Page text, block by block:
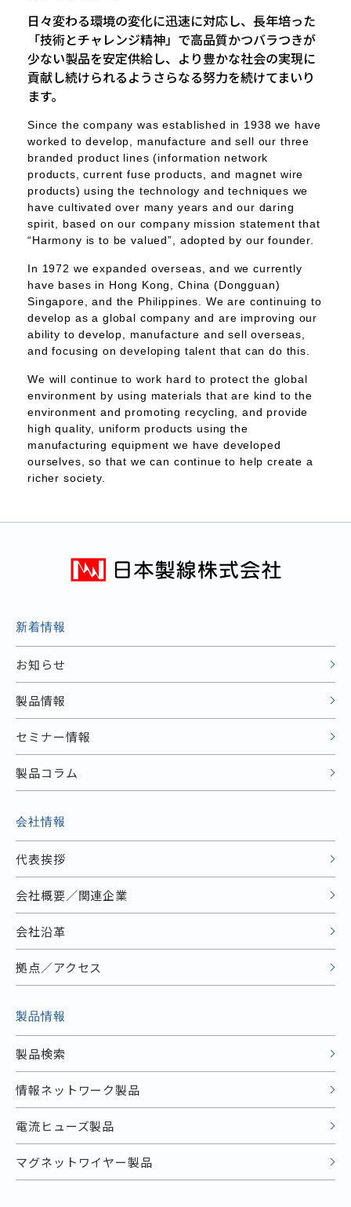
日々変わる環境の変化に迅速に対応し、長年培った
「技術とチャレンジ精神」で高品質かつバラつきが
少ない製品を安定供給し、より豊かな社会の実現に
貢献し続けられるようさらなる努力を続けてまいり
ます。
Since the company was established in 1938 we have
worked to develop, manufacture and sell our three
branded product lines (information network
products, current fuse products, and magnet wire
products) using the technology and techniques we
have cultivated over many years and our daring
spirit, based on our company mission statement that
“Harmony is to be valued”, adopted by our founder.
In 1972 we expanded overseas, and we currently
have bases in Hong Kong, China (Dongguan)
Singapore, and the Philippines. We are continuing to
develop as a global company and are improving our
ability to develop, manufacture and sell overseas,
and focusing on developing talent that can do this.
We will continue to work hard to protect the global
environment by using materials that are kind to the
environment and promoting recycling, and provide
high quality, uniform products using the
manufacturing equipment we have developed
ourselves, so that we can continue to help create a
richer society.
新着情報
お知らせ
製品情報
セミナー情報
製品コラム
会社情報
代表挨拶
会社概要／関連企業
会社沿革
拠点／アクセス
製品情報
製品検索
情報ネットワーク製品
電流ヒューズ製品
マグネットワイヤー製品